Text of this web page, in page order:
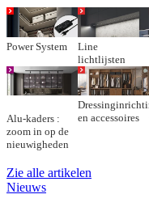
Power System
Line
lichtlijsten
Alu-kaders :
zoom in op de
nieuwigheden
en accessoires
Zie alle artikelen
Nieuws